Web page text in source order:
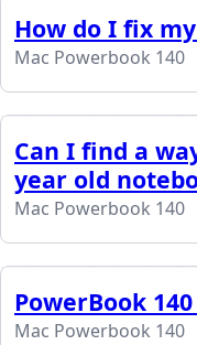
How do I fix
Mac Powerbook 140
Can I find a
year old
Mac Powerbook 140
PowerBook
Mac Powerbook 140